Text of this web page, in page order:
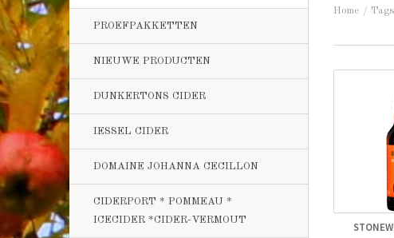
PROEFPAKKETTEN
NIEUWE PRODUCTEN
DUNKERTONS CIDER
IESSEL CIDER
DOMAINE JOHANNA CECILLON
CIDERPORT * POMMEAU *
ICECIDER *CIDER-VERMOUT
Home / Tags